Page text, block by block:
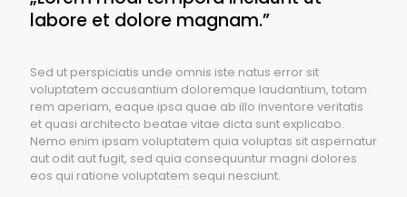
labore et dolore magnam.”
Sed ut perspiciatis unde omnis iste natus error sit
voluptatem accusantium doloremque laudantium, totam
rem aperiam, eaque ipsa quae ab illo inventore veritatis
et quasi architecto beatae vitae dicta sunt explicabo.
Nemo enim ipsam voluptatem quia voluptas sit aspernatur
aut odit aut fugit, sed quia consequuntur magni dolores
eos qui ratione voluptatem sequi nesciunt.